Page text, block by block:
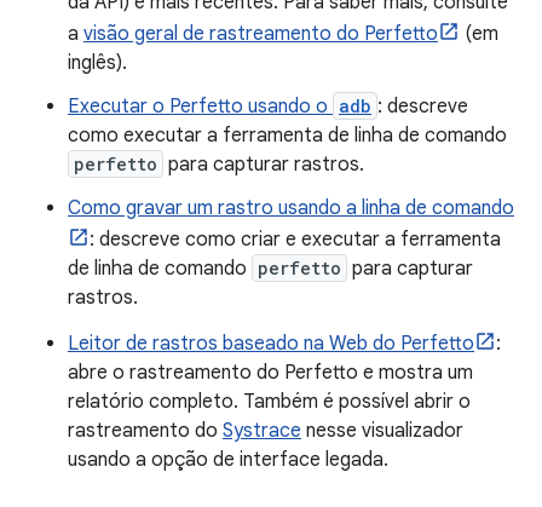
a visão geral de rastreamento do Perfetto
(em
inglês).
Executar o Perfetto usando o adb : descreve
como executar a ferramenta de linha de comando
perfetto para capturar rastros.
Como gravar um rastro usando a linha de comando
: descreve como criar e executar a ferramenta
de linha de comando perfetto para capturar
rastros.
Leitor de rastros baseado na Web do Perfetto
:
abre o rastreamento do Perfetto e mostra um
relatório completo. Também é possível abrir o
rastreamento do Systrace nesse visualizador
usando a opção de interface legada.